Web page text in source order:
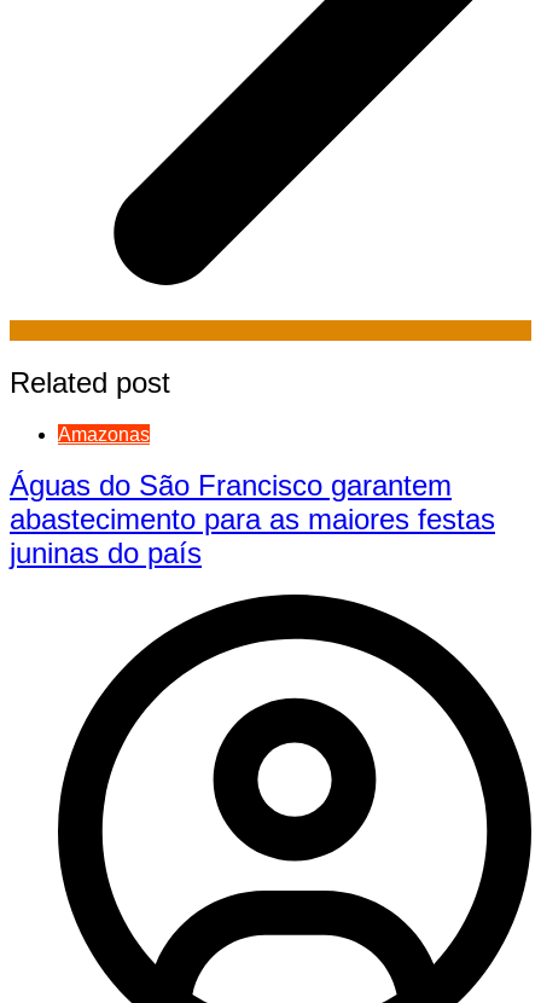
Related post
Amazonas
Águas do São Francisco garantem
abastecimento para as maiores festas
juninas do país